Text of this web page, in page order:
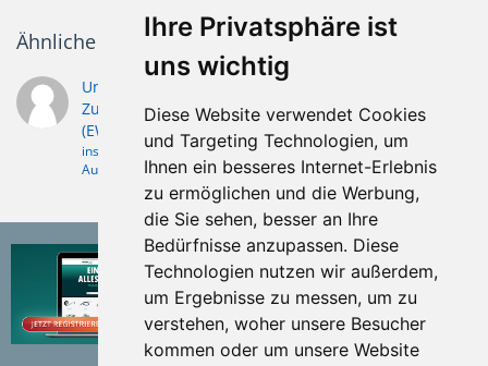
Ihre Privatsphäre ist
uns wichtig
Diese Website verwendet Cookies
und Targeting Technologien, um
Ihnen ein besseres Internet-Erlebnis
zu ermöglichen und die Werbung,
die Sie sehen, besser an Ihre
Bedürfnisse anzupassen. Diese
Technologien nutzen wir außerdem,
um Ergebnisse zu messen, um zu
verstehen, woher unsere Besucher
kommen oder um unsere Website
Ähnliche Themen
Und wieder: Problem beim Ausbau
Zugstangengruppe Grümer Auflaufbremse 1966
(EWV0801)
inseltiger
10. Juli 2012
Auflaufeinrichtung